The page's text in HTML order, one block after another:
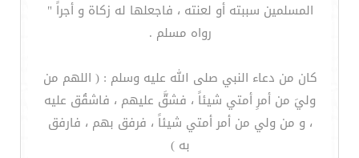
المسلمين سببته أو لعنته ، فاجعلها له زكاة و أجراً "
رواه مسلم .
كان من دعاء النبي صلى الله عليه وسلم : ( اللهم من
وليَ من أمرِ أمتي شيئاً ، فشقَّ عليهم ، فاشقُق عليه
، و من ولي من أمر أمتي شيئاً ، فرفق بهم ، فارفق
به )